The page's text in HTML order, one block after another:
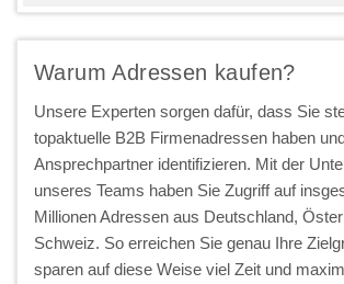
Warum Adressen kaufen?
Unsere Experten sorgen dafür, dass Sie
topaktuelle B2B Firmenadressen haben
Ansprechpartner identifizieren. Mit der
unseres Teams haben Sie Zugriff auf
Millionen Adressen aus Deutschland,
Schweiz. So erreichen Sie genau Ihre
sparen auf diese Weise viel Zeit und